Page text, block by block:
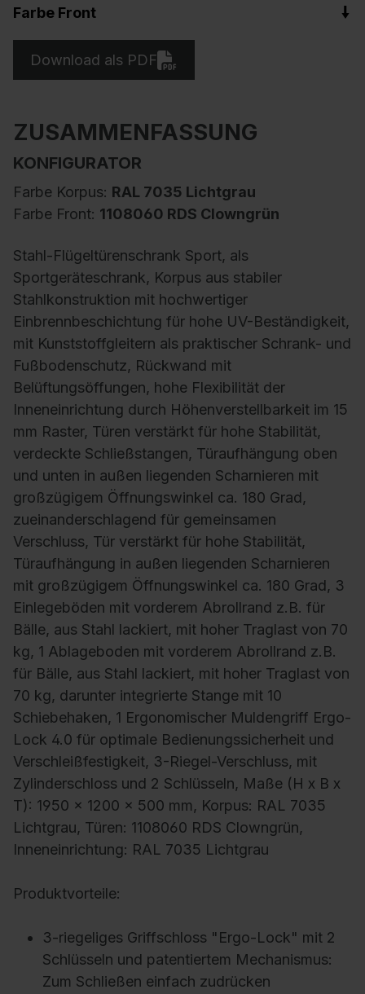
Farbe Front
Download als PDF
ZUSAMMENFASSUNG
KONFIGURATOR
Farbe Korpus: RAL 7035 Lichtgrau
Farbe Front: 1108060 RDS Clowngrün
Stahl-Flügeltürenschrank Sport, als
Sportgeräteschrank, Korpus aus stabiler
Stahlkonstruktion mit hochwertiger
Einbrennbeschichtung für hohe UV-Beständigkeit,
mit Kunststoffgleitern als praktischer Schrank- und
Fußbodenschutz, Rückwand mit
Belüftungsöffungen, hohe Flexibilität der
Inneneinrichtung durch Höhenverstellbarkeit im 15
mm Raster, Türen verstärkt für hohe Stabilität,
verdeckte Schließstangen, Türaufhängung oben
und unten in außen liegenden Scharnieren mit
großzügigem Öffnungswinkel ca. 180 Grad,
zueinanderschlagend für gemeinsamen
Verschluss, Tür verstärkt für hohe Stabilität,
Türaufhängung in außen liegenden Scharnieren
mit großzügigem Öffnungswinkel ca. 180 Grad, 3
Einlegeböden mit vorderem Abrollrand z.B. für
Bälle, aus Stahl lackiert, mit hoher Traglast von 70
kg, 1 Ablageboden mit vorderem Abrollrand z.B.
für Bälle, aus Stahl lackiert, mit hoher Traglast von
70 kg, darunter integrierte Stange mit 10
Schiebehaken, 1 Ergonomischer Muldengriff Ergo-
Lock 4.0 für optimale Bedienungssicherheit und
Verschleißfestigkeit, 3-Riegel-Verschluss, mit
Zylinderschloss und 2 Schlüsseln, Maße (H x B x
T): 1950 x 1200 x 500 mm, Korpus: RAL 7035
Lichtgrau, Türen: 1108060 RDS Clowngrün,
Inneneinrichtung: RAL 7035 Lichtgrau
Produktvorteile:
3-riegeliges Griffschloss "Ergo-Lock" mit 2
Schlüsseln und patentiertem Mechanismus:
Zum Schließen einfach zudrücken